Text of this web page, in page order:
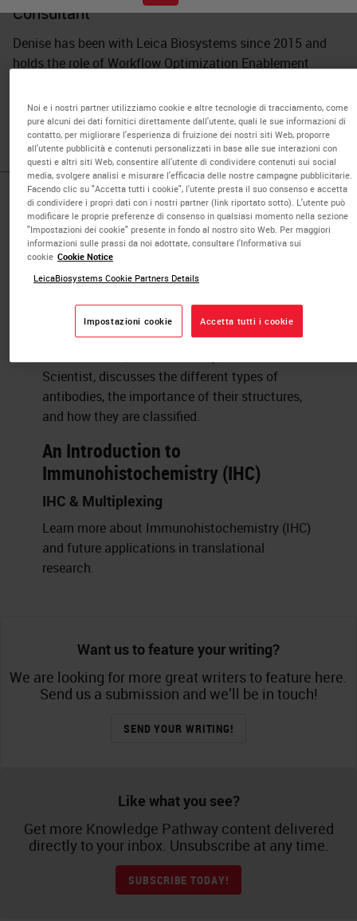
Consultant
Denise has been with Leica Biosystems since 2015 and
holds the role of Workflow Optimization Enablement
was a specialist biomedical scientist in Cellular Pathology
for over 15 years working within NHS Pathology Services.
Published Pieces by
Denise Woolley
Introduction to Antibodies
IHC & Multiplexing
Scientist, discusses the different types of
antibodies, the importance of their structures,
and how they are classified.
An Introduction to
Immunohistochemistry (IHC)
IHC & Multiplexing
Learn more about Immunohistochemistry (IHC)
and future applications in translational
research.
Want us to feature your writing?
We are looking for more great writers to feature here.
Send us a submission and we’ll be in touch!
SEND YOUR WRITING!
Like what you see?
Get more Knowledge Pathway content delivered
directly to your inbox. Unsubscribe at any time.
SUBSCRIBE TODAY!
Noi e i nostri partner utilizziamo cookie e altre tecnologie di tracciamento, come
pure alcuni dei dati fornitici direttamente dall'utente, quali le sue informazioni di
contatto, per migliorare l'esperienza di fruizione dei nostri siti Web, proporre
all'utente pubblicità e contenuti personalizzati in base alle sue interazioni con
questi e altri siti Web, consentire all'utente di condividere contenuti sui social
media, svolgere analisi e misurare l'efficacia delle nostre campagne pubblicitarie.
Facendo clic su "Accetta tutti i cookie", l'utente presta il suo consenso e accetta
di condividere i propri dati con i nostri partner (link riportato sotto). L'utente può
modificare le proprie preferenze di consenso in qualsiasi momento nella sezione
"Impostazioni dei cookie" presente in fondo al nostro sito Web. Per maggiori
informazioni sulle prassi da noi adottate, consultare l'Informativa sui
cookie Cookie Notice
LeicaBiosystems Cookie Partners Details
Impostazioni cookie Accetta tutti i cookie